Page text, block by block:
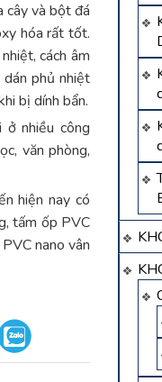
cây và bột đá
hóa rất tốt.
cách âm
phủ nhiệt
bị dính bẩn.
nhiều công
văn phòng,
hiện nay có
tấm ốp PVC
nano vân